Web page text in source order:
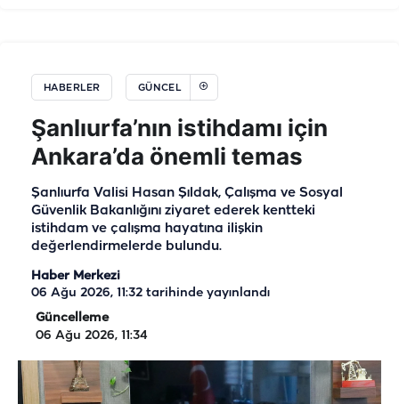
HABERLER GÜNCEL
Şanlıurfa’nın istihdamı için
Ankara’da önemli temas
Şanlıurfa Valisi Hasan Şıldak, Çalışma ve Sosyal
Güvenlik Bakanlığını ziyaret ederek kentteki
istihdam ve çalışma hayatına ilişkin
değerlendirmelerde bulundu.
Haber Merkezi
06 Ağu 2026, 11:32 tarihinde yayınlandı
Güncelleme
06 Ağu 2026, 11:34